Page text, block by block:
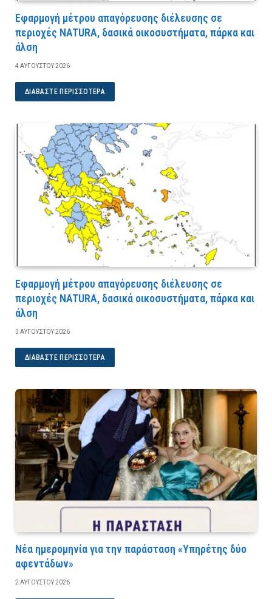
Εφαρμογή μέτρου απαγόρευσης διέλευσης σε
περιοχές NATURA, δασικά οικοσυστήματα, πάρκα και
άλση
4 ΑΥΓΟΎΣΤΟΥ 2026
ΔΙΑΒΆΣΤΕ ΠΕΡΙΣΣΌΤΕΡΑ
Εφαρμογή μέτρου απαγόρευσης διέλευσης σε
περιοχές NATURA, δασικά οικοσυστήματα, πάρκα και
άλση
3 ΑΥΓΟΎΣΤΟΥ 2026
ΔΙΑΒΆΣΤΕ ΠΕΡΙΣΣΌΤΕΡΑ
Νέα ημερομηνία για την παράσταση «Υπηρέτης δύο
αφεντάδων»
2 ΑΥΓΟΎΣΤΟΥ 2026